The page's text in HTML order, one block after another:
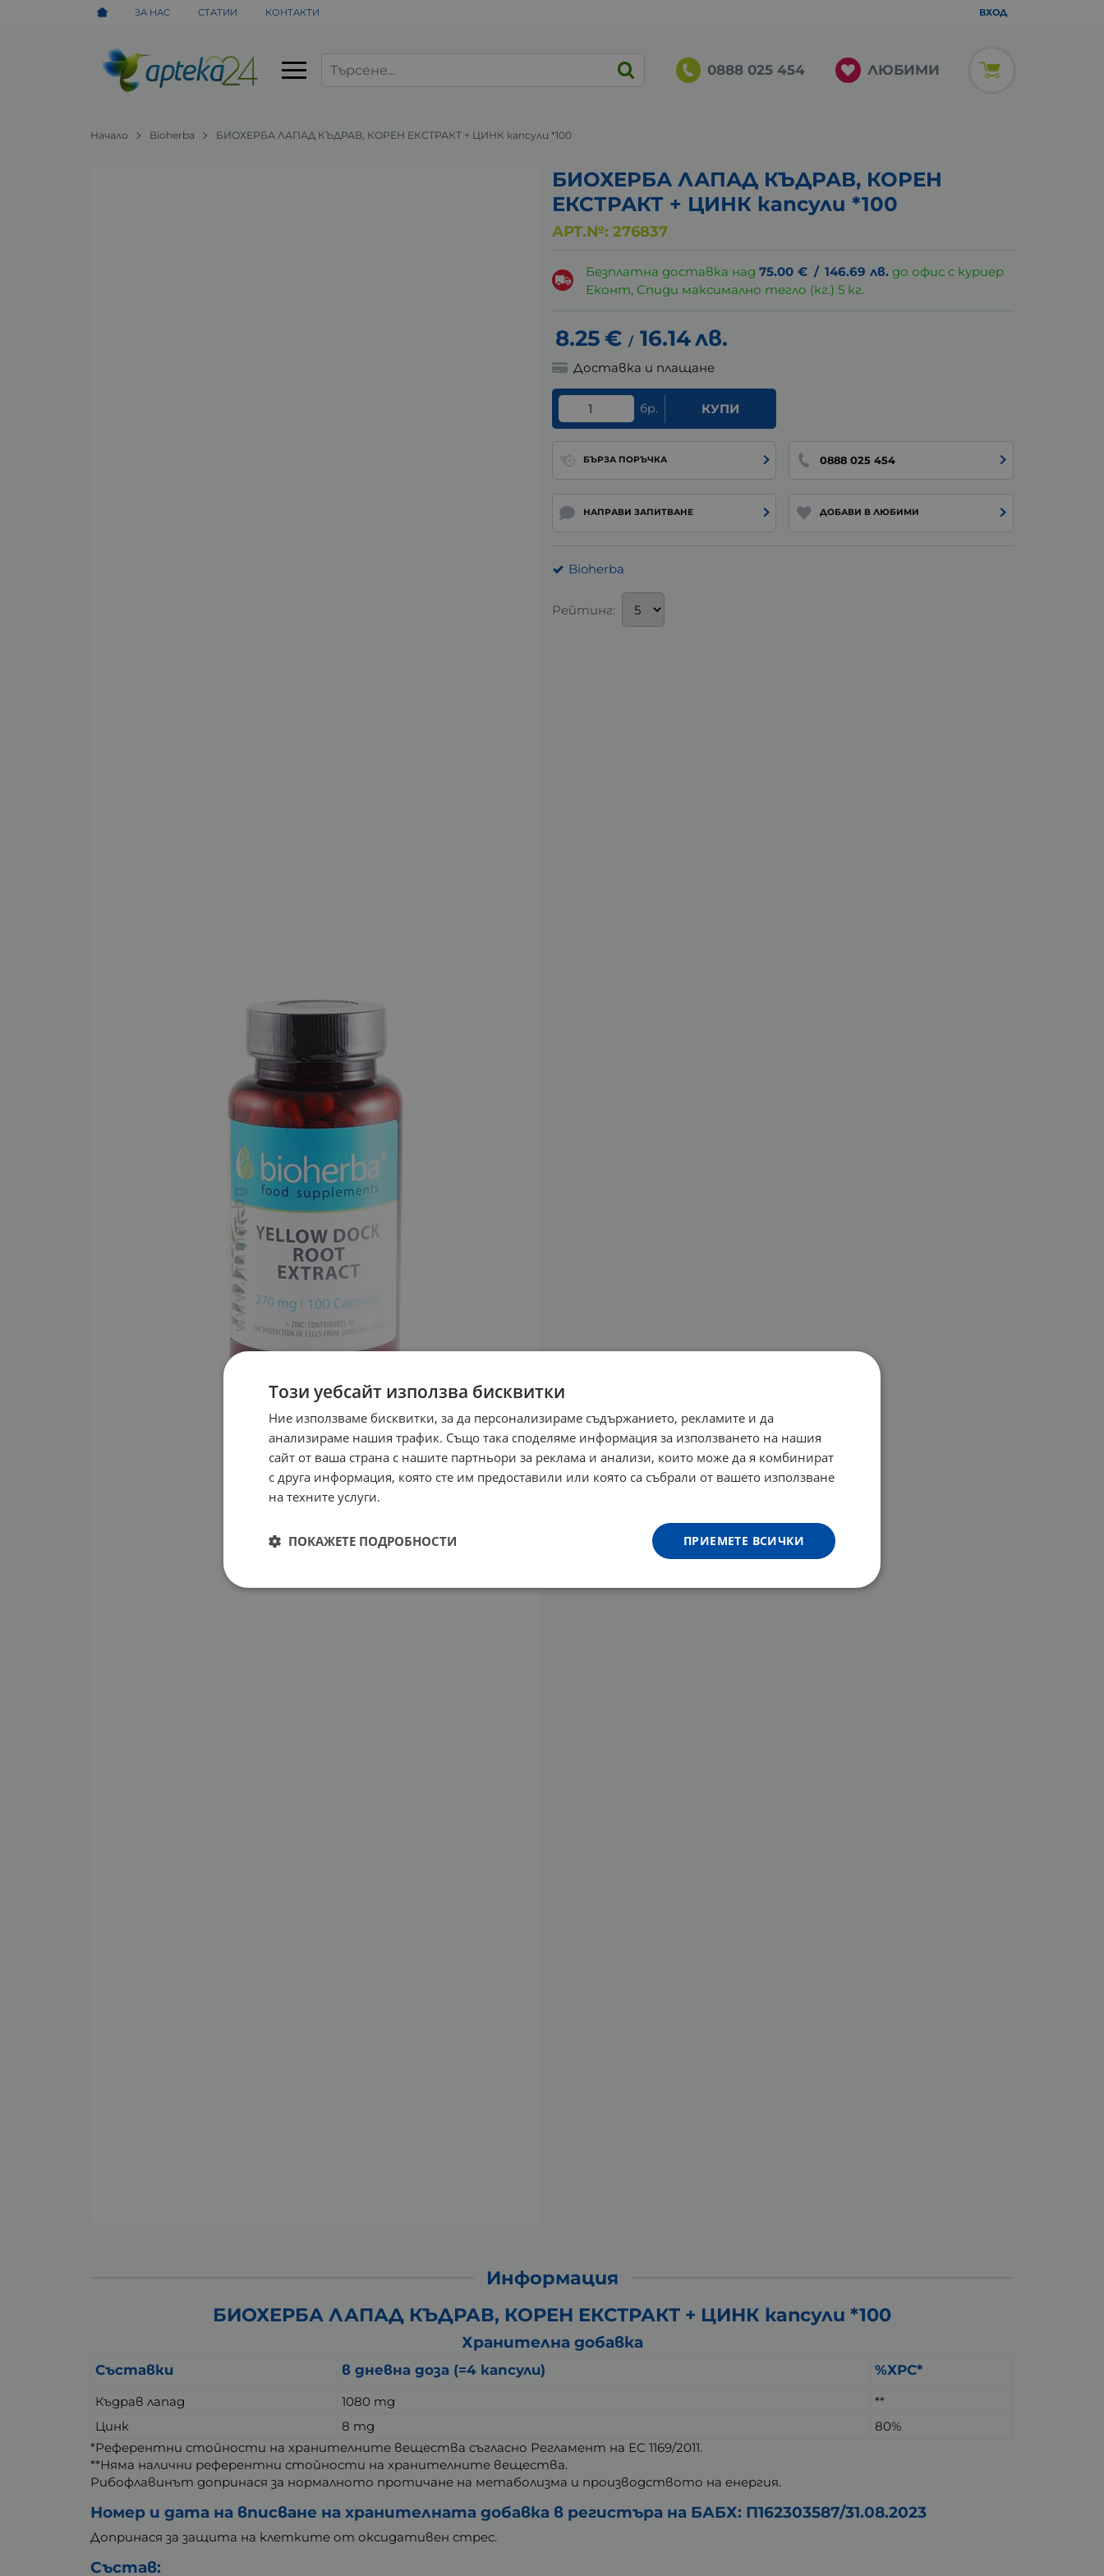
ЗА НАС СТАТИИ КОНТАКТИ ВХОД
0888 025 454 ЛЮБИМИ
Начало Bioherba БИОХЕРБА ЛАПАД КЪДРАВ, КОРЕН ЕКСТРАКТ + ЦИНК капсули *100
БИОХЕРБА ЛАПАД КЪДРАВ, КОРЕН
ЕКСТРАКТ + ЦИНК капсули *100
АРТ.№: 276837
Безплатна доставка над75.00 € / 146.69 лв. до офис с куриер
Еконт, Спиди максимално тегло (кг.) 5 кг.
8.25€ / 16.14лв.
Доставка и плащане
бр. КУПИ
БЪРЗА ПОРЪЧКА 0888 025 454
НАПРАВИ ЗАПИТВАНЕ ДОБАВИ В ЛЮБИМИ
Bioherba
Рейтинг:
Информация
БИОХЕРБА ЛАПАД КЪДРАВ, КОРЕН ЕКСТРАКТ + ЦИНК капсули *100
Хранителна добавка
Съставки в дневна доза (=4 капсули) %ХРС*
Къдрав лапад 1080 mg
**
Цинк
8 mg
80%
*Референтни стойности на хранителните вещества съгласно Регламент на ЕС 1169/2011.
**Няма налични референтни стойности на хранителните вещества.
Рибофлавинът допринася за нормалното протичане на метаболизма и производството на енергия.
Номер и дата на вписване на хранителната добавка в регистъра на БАБХ: П162303587/31.08.2023
Допринася за защита на клетките от оксидативен стрес.
Състав:
Този уебсайт използва бисквитки
Ние използваме бисквитки, за да персонализираме съдържанието, рекламите и да
анализираме нашия трафик. Също така споделяме информация за използването на нашия
сайт от ваша страна с нашите партньори за реклама и анализи, които може да я комбинират
с друга информация, която сте им предоставили или която са събрали от вашето използване
на техните услуги.
ПРИЕМЕТЕ ВСИЧКИ
ПОКАЖЕТЕ ПОДРОБНОСТИ